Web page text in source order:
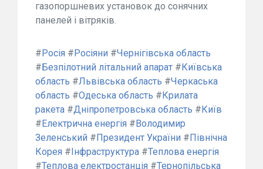
газопоршневих установок до сонячних
панелей і вітряків.
# Росія # Росіяни #Чернігівська область
# Безпілотний літальний апарат # Київська
область #Львівська область #Черкаська
область #Одеська область # Крилата
ракета #Дніпропетровська область # Київ
# Електрична енергія # Володимир
Зеленський # Президент України # Північна
Корея # Інфраструктура #Теплова енергія
#Теплова електростанція #Тернопільська